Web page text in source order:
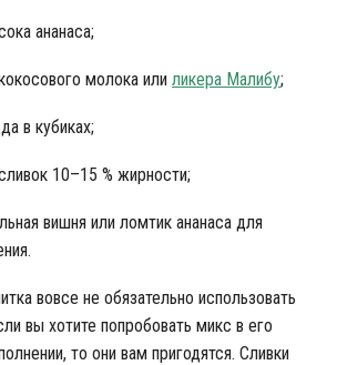
ананаса;
молока или ликера Малибу;
в кубиках;
10–15 % жирности;
вишня или ломтик ананаса для
вовсе не обязательно использовать
вы хотите попробовать микс в его
то они вам пригодятся. Сливки